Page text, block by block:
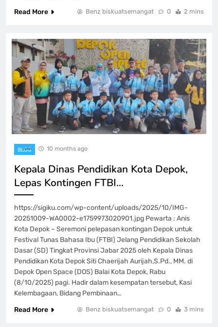
Read More
Benz biskuatsemangat 0 2 mins
BLOG 10 months ago
Kepala Dinas Pendidikan Kota Depok,
Lepas Kontingen FTBI…
https://sigiku.com/wp-content/uploads/2025/10/IMG-
20251009-WA0002-e1759973020901.jpg Pewarta : Anis
Kota Depok – Seremoni pelepasan kontingan Depok untuk
Festival Tunas Bahasa Ibu (FTBI) Jelang Pendidikan Sekolah
Dasar (SD) Tingkat Provinsi Jabar 2025 oleh Kepala Dinas
Pendidikan Kota Depok Siti Chaerijah Aurijah,S.Pd., MM. di
Depok Open Space (DOS) Balai Kota Depok, Rabu
(8/10/2025) pagi. Hadir dalam kesempatan tersebut, Kasi
Kelembagaan, Bidang Pembinaan…
Read More
Benz biskuatsemangat 0 3 mins